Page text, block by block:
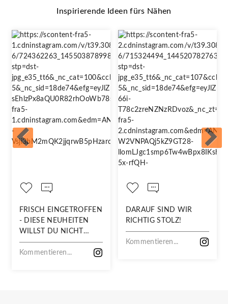
Inspirierende Ideen fürs Nähen
FRISCH EINGETROFFEN
- DIESE NEUHEITEN
WILLST DU NICHT
VERPASSEN!
Kommentieren...
DARAUF SIND WIR
RICHTIG STOLZ!
Kommentieren...